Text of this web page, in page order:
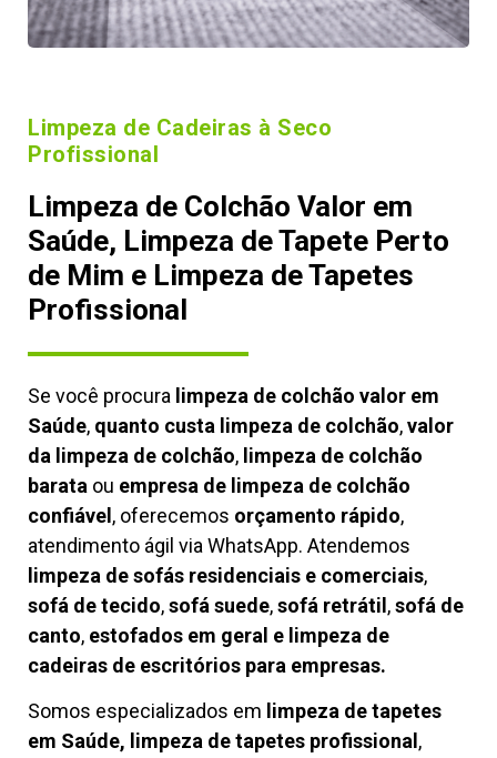
Limpeza de Cadeiras à Seco
Profissional
Limpeza de Colchão Valor em
Saúde, Limpeza de Tapete Perto
de Mim e Limpeza de Tapetes
Profissional
Se você procura limpeza de colchão valor em
Saúde, quanto custa limpeza de colchão,valor
da limpeza de colchão, limpeza de colchão
barata ou empresa de limpeza de colchão
confiável, oferecemos orçamento rápido,
atendimento ágil via WhatsApp. Atendemos
limpeza desofás residenciais e comerciais,
sofá de tecido,sofá suede,sofá retrátil,sofá de
canto, estofados em geral e limpeza de
cadeiras de escritórios para empresas.
Somos especializados em limpeza de tapetes
em Saúde, limpeza de tapetes profissional ,